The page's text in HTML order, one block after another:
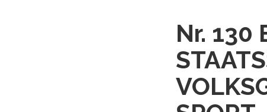
Nr. 130